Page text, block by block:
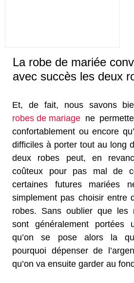
La robe de mariée
avec succès les deux
Et, de fait, nous savons
robes de mariage ne
confortablement ou encore
difficiles à porter tout au long
deux robes peut, en
coûteux pour pas mal de
certaines futures mariées
simplement pas choisir entre
robes. Sans oublier que les
sont généralement
qu’on se pose alors la
pourquoi dépenser de
qu’on va ensuite garder au